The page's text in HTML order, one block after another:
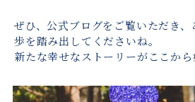
ぜひ、公式ブログをご覧いただき
歩を踏み出してくださいね。
新たな幸せなストーリーがここから